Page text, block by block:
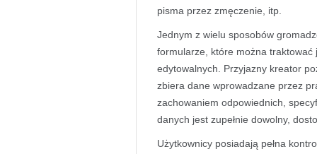
pisma przez zmęczenie, itp.
Jednym z wielu sposobów
formularze, które można
edytowalnych. Przyjazny kreator
zbiera dane wprowadzane przez
zachowaniem odpowiednich,
danych jest zupełnie dowolny,
Użytkownicy posiadają pełna